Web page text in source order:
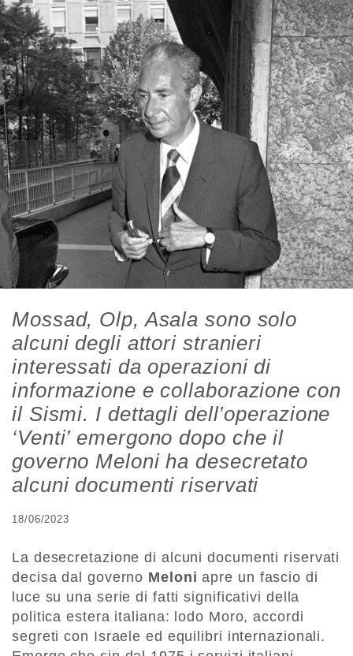
Mossad, Olp, Asala sono solo
alcuni degli attori stranieri
interessati da operazioni di
informazione e collaborazione con
il Sismi. I dettagli dell’operazione
‘Venti’ emergono dopo che il
governo Meloni ha desecretato
alcuni documenti riservati
18/06/2023
La desecretazione di alcuni documenti riservati
decisa dal governo Meloni apre un fascio di
luce su una serie di fatti significativi della
politica estera italiana: lodo Moro, accordi
segreti con Israele ed equilibri internazionali.